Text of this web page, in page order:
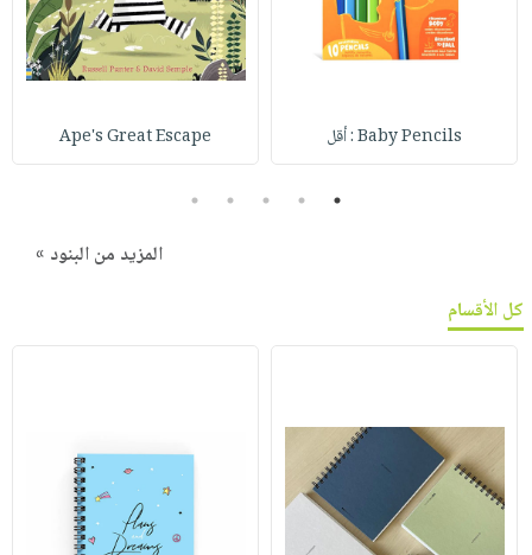
Baby Pencils : أقل Ape's Great Escape
1
2
3
4
5
المزيد من البنود »
كل الأقسام